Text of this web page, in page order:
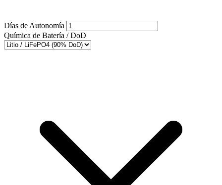
Días de Autonomía
Química de Batería / DoD